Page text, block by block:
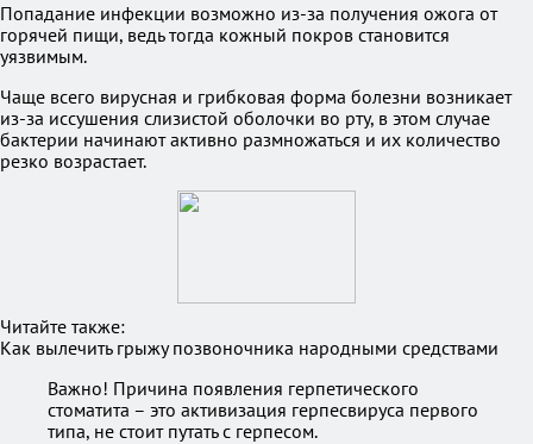
Попадание инфекции возможно из-за получения ожога от
горячей пищи, ведь тогда кожный покров становится
уязвимым.
Чаще всего вирусная и грибковая форма болезни возникает
из-за иссушения слизистой оболочки во рту, в этом случае
бактерии начинают активно размножаться и их количество
резко возрастает.
Читайте также:
Как вылечить грыжу позвоночника народными средствами
Важно! Причина появления герпетического
стоматита – это активизация герпесвируса первого
типа, не стоит путать с герпесом.